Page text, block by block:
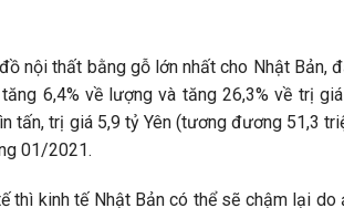
nội thất bằng gỗ lớn nhất cho Nhật Bản,
6,4% về lượng và tăng 26,3% về trị
tấn, trị giá 5,9 tỷ Yên (tương đương 51,3
01/2021.
thì kinh tế Nhật Bản có thể sẽ chậm lại